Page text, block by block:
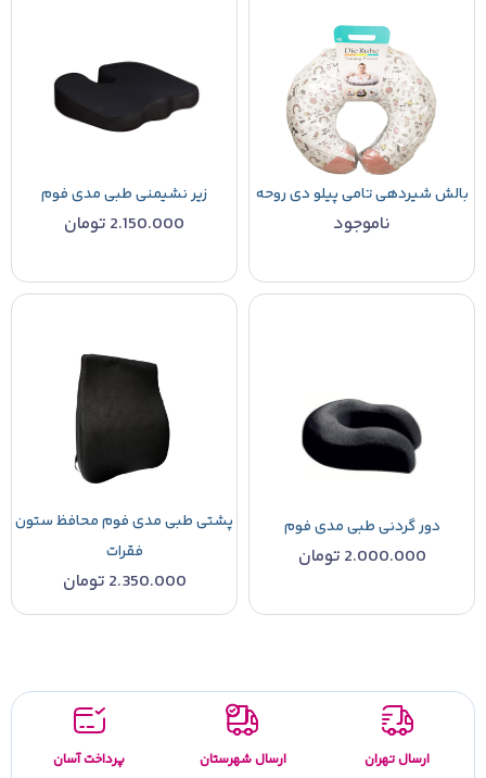
بالش شیردهی تامی پیلو دی روحه
ناموجود
زیر نشیمنی طبی مدی فوم
2.150.000 تومان
دور گردنی طبی مدی فوم
2.000.000 تومان
پشتی طبی مدی فوم محافظ ستون
فقرات
2.350.000 تومان
ارسال تهران ارسال شهرستان پرداخت آسان